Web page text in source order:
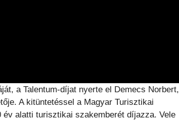
a Talentum-díjat nyerte el Demecs Norbert,
A kitüntetéssel a Magyar Turisztikai
év alatti turisztikai szakemberét díjazza. Vele